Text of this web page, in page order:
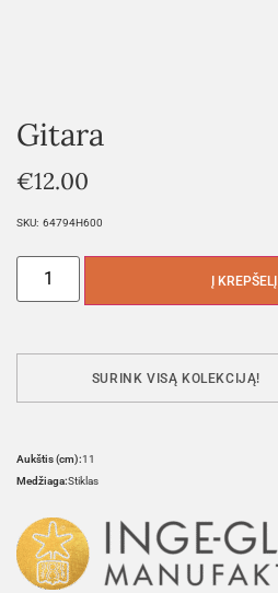
Gitara
€12.00
SKU: 64794H600
Į KREPŠELĮ
SURINK VISĄ KOLEKCIJĄ!
Aukštis (cm):11
Medžiaga:Stiklas